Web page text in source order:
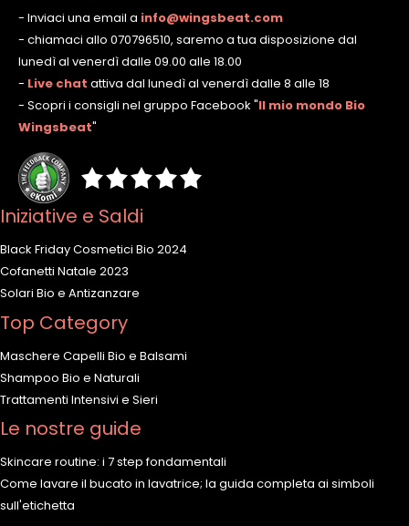
- Inviaci una email a info@wingsbeat.com
- chiamaci allo 070796510, saremo a tua disposizione dal
lunedì al venerdì dalle 09.00 alle 18.00
- Live chat attiva dal lunedì al venerdì dalle 8 alle 18
- Scopri i consigli nel gruppo Facebook "Il mio mondo Bio
Wingsbeat"
Iniziative e Saldi
Black Friday Cosmetici Bio 2024
Cofanetti Natale 2023
Solari Bio e Antizanzare
Top Category
Maschere Capelli Bio e Balsami
Shampoo Bio e Naturali
Trattamenti Intensivi e Sieri
Le nostre guide
Skincare routine: i 7 step fondamentali
Come lavare il bucato in lavatrice; la guida completa ai simboli
sull'etichetta